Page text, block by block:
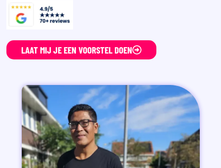
LAAT MIJ JE EEN VOORSTEL DOEN